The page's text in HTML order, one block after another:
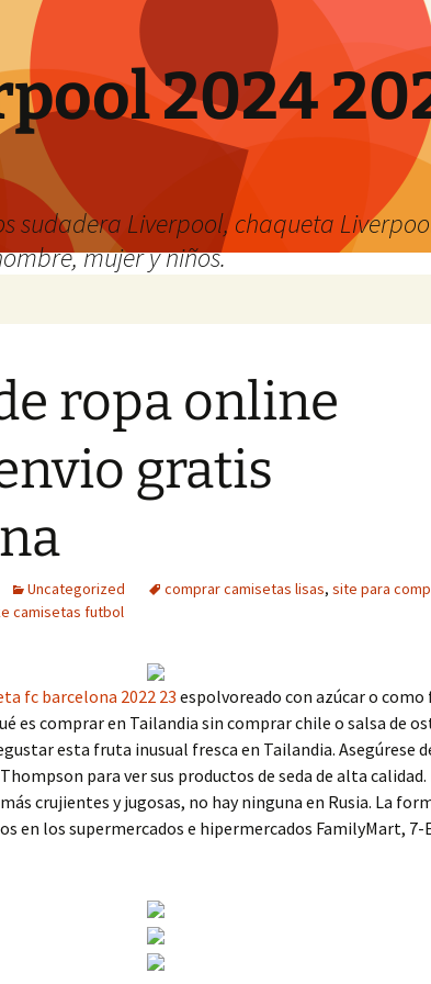
2024
sudadera Liverpool, chaqueta
mujer y niños.
ropa online
gratis
Uncategorized comprar camisetas lisas, site para
camisetas futbol
fc barcelona 2022 23 espolvoreado con azúcar o como
es comprar en Tailandia sin comprar chile o salsa de
esta fruta inusual fresca en Tailandia. Asegúrese
para ver sus productos de seda de alta calidad.
crujientes y jugosas, no hay ninguna en Rusia. La
en los supermercados e hipermercados FamilyMart, 7-